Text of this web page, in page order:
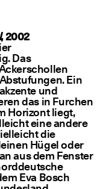
, 2002
Das
Ein
und
das in Furchen
Horizont liegt,
eine andere
die
Hügel oder
aus dem Fenster
Eva Bosch